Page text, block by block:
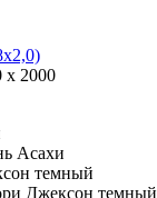
x 2000
Асахи
Джексон темный